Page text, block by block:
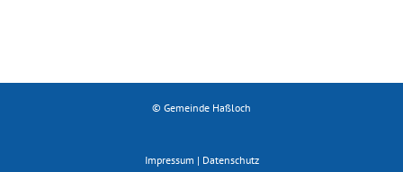
© Gemeinde Haßloch
Impressum | Datenschutz